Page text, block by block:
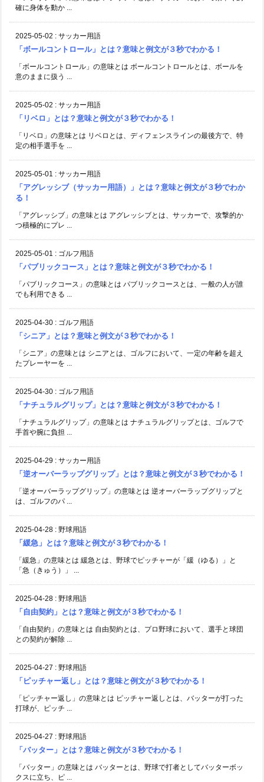
確に身体を動か ...
2025-05-02 : サッカー用語
「ボールコントロール」とは？意味と例文が３秒でわかる！
「ボールコントロール」の意味とは ボールコントロールとは、ボールを
意のままに扱う ...
2025-05-02 : サッカー用語
「リベロ」とは？意味と例文が３秒でわかる！
「リベロ」の意味とは リベロとは、ディフェンスラインの最後方で、特
定の相手選手を ...
2025-05-01 : サッカー用語
「アグレッシブ（サッカー用語）」とは？意味と例文が３秒でわか
る！
「アグレッシブ」の意味とは アグレッシブとは、サッカーで、攻撃的か
つ積極的にプレ ...
2025-05-01 : ゴルフ用語
「パブリックコース」とは？意味と例文が３秒でわかる！
「パブリックコース」の意味とは パブリックコースとは、一般の人が誰
でも利用できる ...
2025-04-30 : ゴルフ用語
「シニア」とは？意味と例文が３秒でわかる！
「シニア」の意味とは シニアとは、ゴルフにおいて、一定の年齢を超え
たプレーヤーを ...
2025-04-30 : ゴルフ用語
「ナチュラルグリップ」とは？意味と例文が３秒でわかる！
「ナチュラルグリップ」の意味とは ナチュラルグリップとは、ゴルフで
手首や腕に負担 ...
2025-04-29 : サッカー用語
「逆オーバーラップグリップ」とは？意味と例文が３秒でわかる！
「逆オーバーラップグリップ」の意味とは 逆オーバーラップグリップと
は、ゴルフのパ ...
2025-04-28 : 野球用語
「緩急」とは？意味と例文が３秒でわかる！
「緩急」の意味とは 緩急とは、野球でピッチャーが「緩（ゆる）」と
「急（きゅう）」 ...
2025-04-28 : 野球用語
「自由契約」とは？意味と例文が３秒でわかる！
「自由契約」の意味とは 自由契約とは、プロ野球において、選手と球団
との契約が解除 ...
2025-04-27 : 野球用語
「ピッチャー返し」とは？意味と例文が３秒でわかる！
「ピッチャー返し」の意味とは ピッチャー返しとは、バッターが打った
打球が、ピッチ ...
2025-04-27 : 野球用語
「バッター」とは？意味と例文が３秒でわかる！
「バッター」の意味とは バッターとは、野球で打者としてバッターボッ
クスに立ち、ピ ...